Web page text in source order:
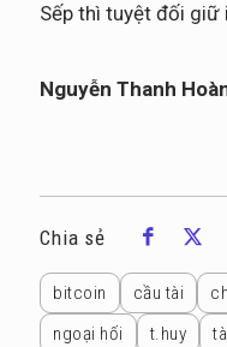
Sếp thì tuyệt đối giữ
Nguyễn Thanh
Chia sẻ
bitcoin cầu tài
ngoại hối
t.huy